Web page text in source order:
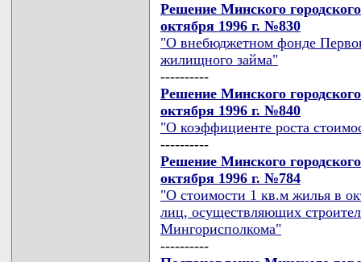
Решение Минского
октября 1996 г. №830
"О внебюджетном фонде
жилищного займа"
----------
Решение Минского
октября 1996 г. №840
"О коэффициенте роста
----------
Решение Минского
октября 1996 г. №784
"О стоимости 1 кв.м жилья в
лиц, осуществляющих
Мингорисполкома"
----------